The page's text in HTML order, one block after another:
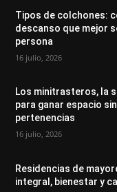
Tipos de colchones:
descanso que mejor
persona
16 julio, 2026
Los minitrasteros, la
para ganar espacio
pertenencias
16 julio, 2026
Residencias de
integral, bienestar y